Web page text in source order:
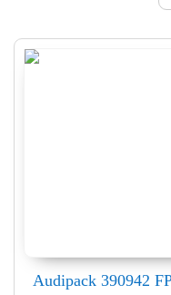
Audipack 390942